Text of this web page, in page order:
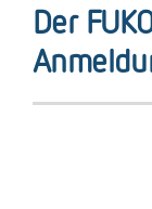
Der